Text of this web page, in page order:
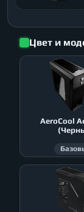
Цвет и
AeroСool